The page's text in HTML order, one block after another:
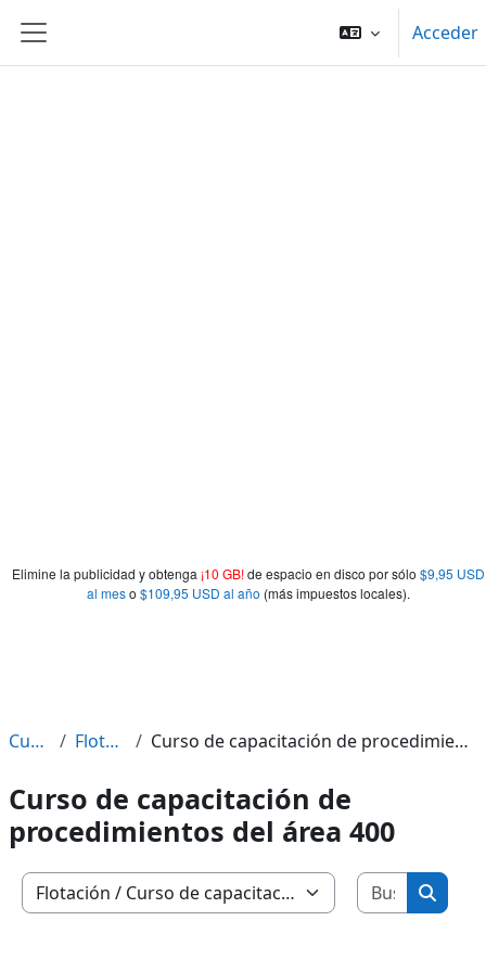
Elimine la publicidad y obtenga ¡10 GB!de espacio en disco por sólo $9,95 USD
al meso $109,95 USD al año (más impuestos locales).
Panel lateral
Acceder
Cursos Flotación Curso de capacitación de procedimientos del área 400
Curso de capacitación de
procedimientos del área 400
Categorías
Buscar